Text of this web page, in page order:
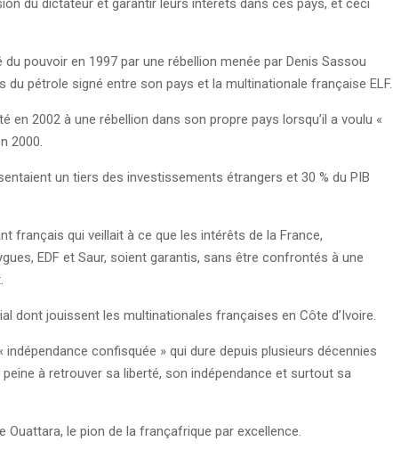
du dictateur et garantir leurs intérêts dans ces pays, et ceci
pouvoir en 1997 par une rébellion menée par Denis Sassou
pétrole signé entre son pays et la multinationale française ELF.
en 2002 à une rébellion dans son propre pays lorsqu’il a voulu «
2000.
un tiers des investissements étrangers et 30 % du PIB
français qui veillait à ce que les intérêts de la France,
EDF et Saur, soient garantis, sans être confrontés à une
dont jouissent les multinationales françaises en Côte d’Ivoire.
confisquée » qui dure depuis plusieurs décennies
à retrouver sa liberté, son indépendance et surtout sa
le pion de la françafrique par excellence.